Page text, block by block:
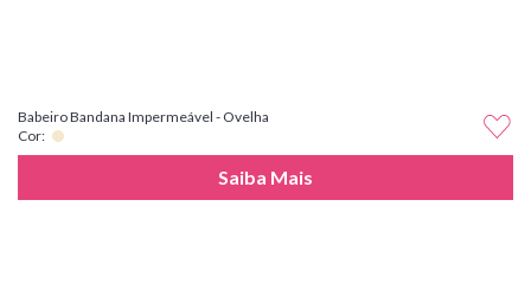
Babeiro Bandana Impermeável - Ovelha
Cor:
Saiba Mais